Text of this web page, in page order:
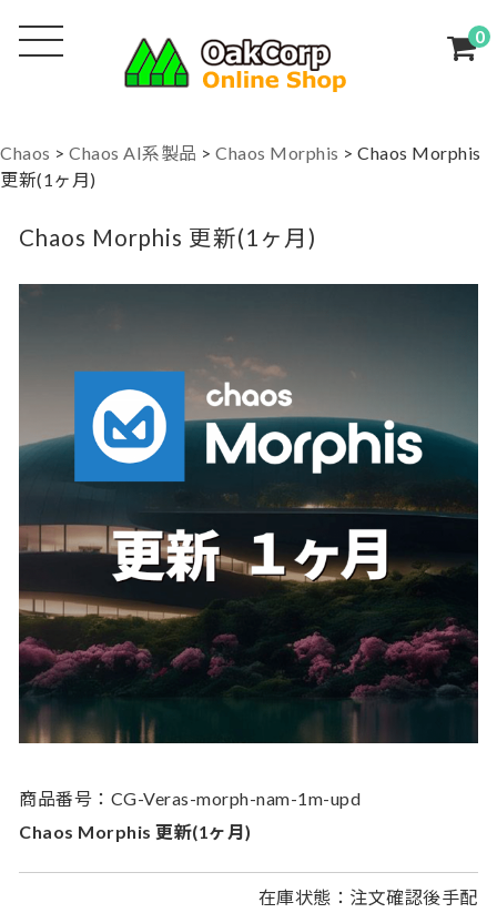
0
Chaos > Chaos AI系製品 > Chaos Morphis > Chaos Morphis
更新(1ヶ月)
Chaos Morphis 更新(1ヶ月)
商品番号：CG-Veras-morph-nam-1m-upd
Chaos Morphis 更新(1ヶ月)
在庫状態：注文確認後手配